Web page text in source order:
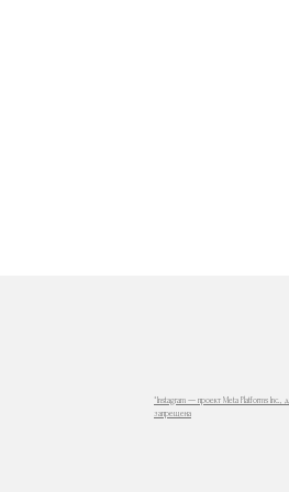
*Instagram — проект Meta Platforms Inc.,
запрещена